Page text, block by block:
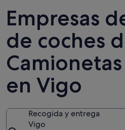
Empresas
de coches
en Vigo
Recogida y entrega
Vigo